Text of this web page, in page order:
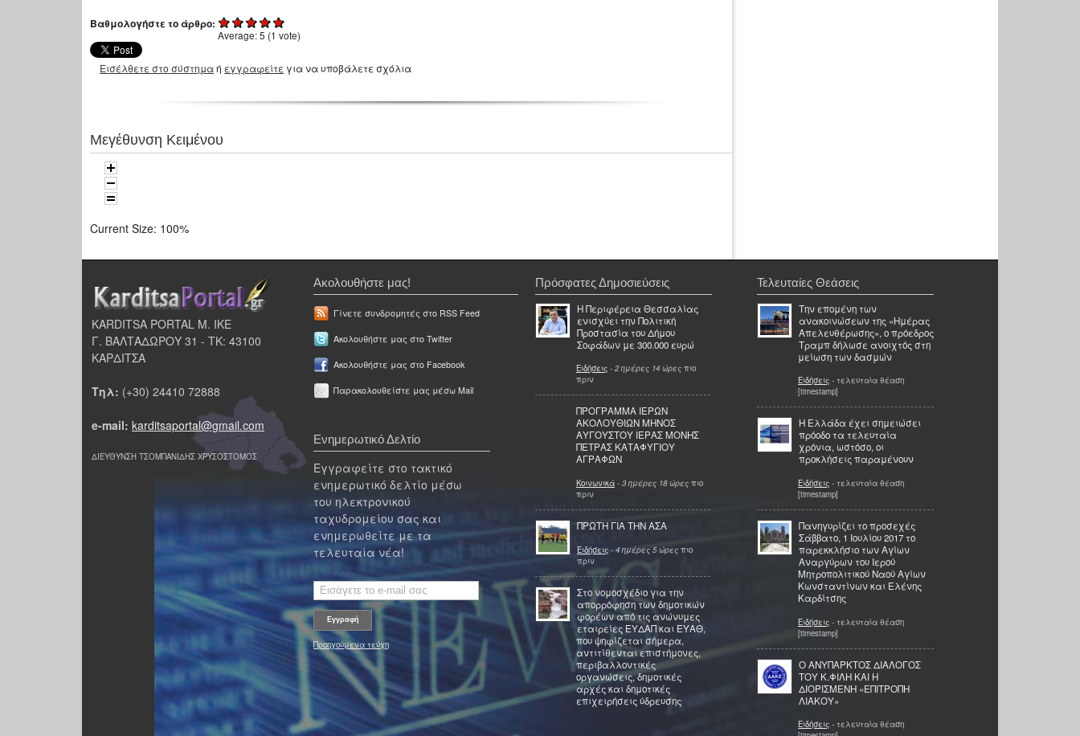
Βαθμολογήστε το άρθρο:
Average:5 (1 vote)
Εισέλθετε στο σύστημαή εγγραφείτε για να υποβάλετε σχόλια
Μεγέθυνση Κειμένου
Current Size: 100%
KARDITSA PORTAL Μ. ΙΚΕ
Γ. ΒΑΛΤΑΔΩΡΟΥ 31 - ΤΚ: 43100
ΚΑΡΔΙΤΣΑ
Τηλ: (+30) 24410 72888
e-mail: karditsaportal@gmail.com
ΔΙΕΥΘΥΝΣΗ ΤΣΟΜΠΑΝΙΔΗΣ ΧΡΥΣΟΣΤΟΜΟΣ
Ακολουθήστε μας!
Γίνετε συνδρομητές στο RSS Feed
Ακολουθήστε μας στο Twitter
Ακολουθήστε μας στο Facebook
Παρακολουθείστε μας μέσω Mail
Ενημερωτικό Δελτίο
Εγγραφείτε στο τακτικό
ενημερωτικό δελτίο μέσω
του ηλεκτρονικού
ταχυδρομείου σας και
ενημερωθείτε με τα
τελευταία νέα!
Προηγούμενα τεύχη
Πρόσφατες Δημοσιεύσεις
Η Περιφέρεια Θεσσαλίας
ενισχύει την Πολιτική
Προστασία του Δήμου
Σοφάδων με 300.000 ευρώ
Ειδήσεις - 2 ημέρες 14 ώρες πιο
πριν
ΠΡΟΓΡΑΜΜΑ ΙΕΡΩΝ
ΑΚΟΛΟΥΘΙΩΝ ΜΗΝΟΣ
ΑΥΓΟΥΣΤΟΥ ΙΕΡΑΣ ΜΟΝΗΣ
ΠΕΤΡΑΣ ΚΑΤΑΦΥΓΙΟΥ
ΑΓΡΑΦΩΝ
Κοινωνικά - 3 ημέρες 18 ώρες πιο
πριν
ΠΡΩΤΗ ΓΙΑ ΤΗΝ ΑΣΑ
Ειδήσεις - 4 ημέρες 5 ώρες πιο
πριν
Στο νομοσχέδιο για την
απορρόφηση των δημοτικών
φορέων από τις ανώνυμες
εταιρείες ΕΥΔΑΠ και ΕΥΑΘ,
που ψηφίζεται σήμερα,
αντιτίθενται επιστήμονες,
περιβαλλοντικές
οργανώσεις, δημοτικές
αρχές και δημοτικές
επιχειρήσεις ύδρευσης
Τελευταίες Θεάσεις
Την επομένη των
ανακοινώσεων της «Ημέρας
Απελευθέρωσης», ο πρόεδρος
Τραμπ δήλωσε ανοιχτός στη
μείωση των δασμών
Ειδήσεις - τελευταία θέαση
[timestamp]
H Ελλάδα έχει σημειώσει
πρόοδο τα τελευταία
χρόνια, ωστόσο, οι
προκλήσεις παραμένουν
Ειδήσεις - τελευταία θέαση
[timestamp]
Πανηγυρίζει τo προσεχές
Σάββατο, 1 Ιουλίου 2017 το
παρεκκλήσιο των Αγίων
Αναργύρων του Ιερού
Μητροπολιτικού Ναού Αγίων
Κωνσταντίνων και Ελένης
Καρδίτσης
Ειδήσεις - τελευταία θέαση
[timestamp]
Ο ΑΝΥΠΑΡΚΤΟΣ ΔΙΑΛΟΓΟΣ
ΤΟΥ Κ.ΦΙΛΗ ΚΑΙ Η
ΔΙΟΡΙΣΜΕΝΗ «ΕΠΙΤΡΟΠΗ
ΛΙΑΚΟΥ»
Ειδήσεις - τελευταία θέαση